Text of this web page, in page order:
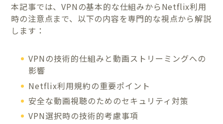
本記事では、VPNの基本的な仕組みからNetflix利用
時の注意点まで、以下の内容を専門的な視点から解説
します：
VPNの技術的仕組みと動画ストリーミングへの
影響
Netflix利用規約の重要ポイント
安全な動画視聴のためのセキュリティ対策
VPN選択時の技術的考慮事項